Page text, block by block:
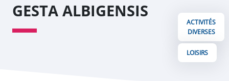
GESTA ALBIGENSIS
ACTIVITÉS
DIVERSES
LOISIRS